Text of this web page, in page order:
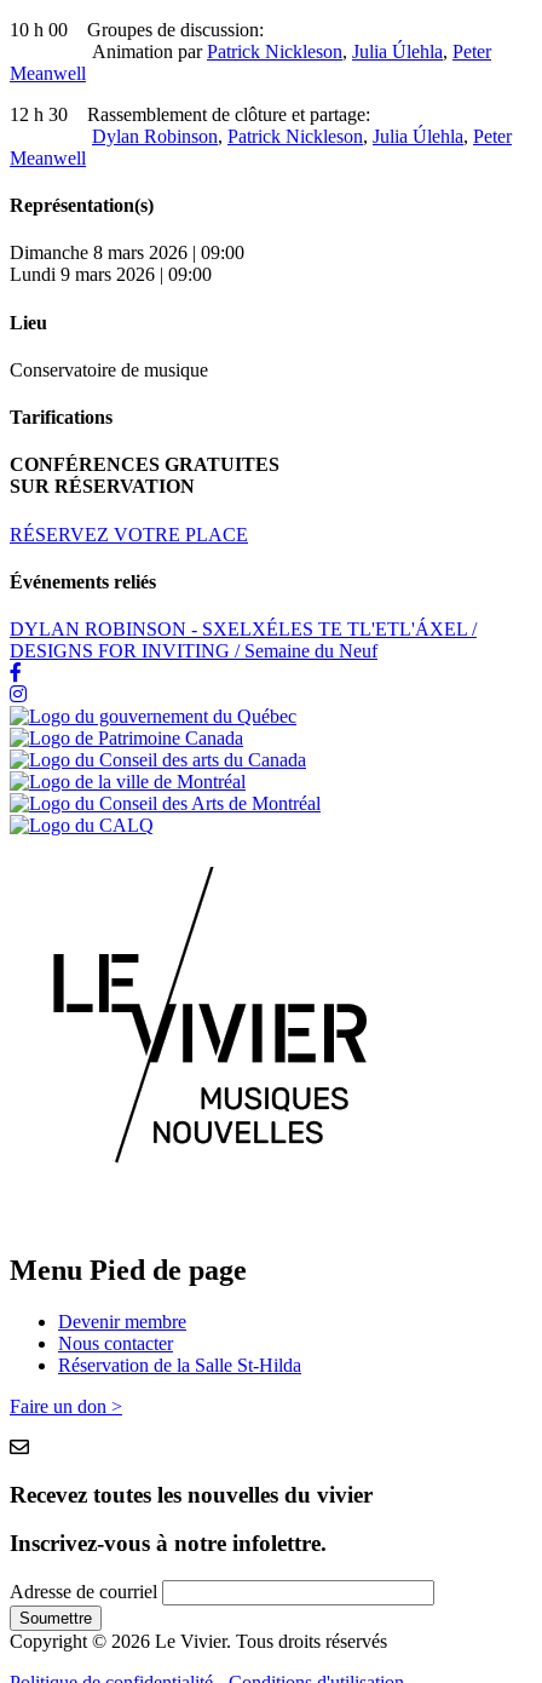
10 h 00 Groupes de discussion:
Animation parPatrick Nickleson, Julia Úlehla, Peter
Meanwell
12 h 30 Rassemblement de clôture et partage:
Dylan Robinson, Patrick Nickleson, Julia Úlehla, Peter
Meanwell
Représentation(s)
Dimanche 8 mars 2026 | 09:00
Lundi 9 mars 2026 | 09:00
Lieu
Conservatoire de musique
Tarifications
CONFÉRENCES GRATUITES
SUR RÉSERVATION
RÉSERVEZ VOTRE PLACE
Événements reliés
DYLAN ROBINSON - SXELXÉLES TE TL'ETL'ÁXEL /
DESIGNS FOR INVITING / Semaine du Neuf
Menu Pied de page
Devenir membre
Nous contacter
Réservation de la Salle St-Hilda
Faire un don >
Recevez toutes les nouvelles du vivier
Inscrivez-vous à notre infolettre.
Adresse de courriel
Copyright © 2026 Le Vivier. Tous droits réservés